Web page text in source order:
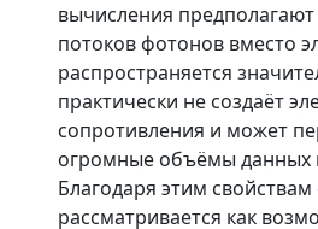
вычисления
потоков фотонов вместо
распространяется
практически не создаёт
сопротивления и может
огромные объёмы данных
Благодаря этим
рассматривается как